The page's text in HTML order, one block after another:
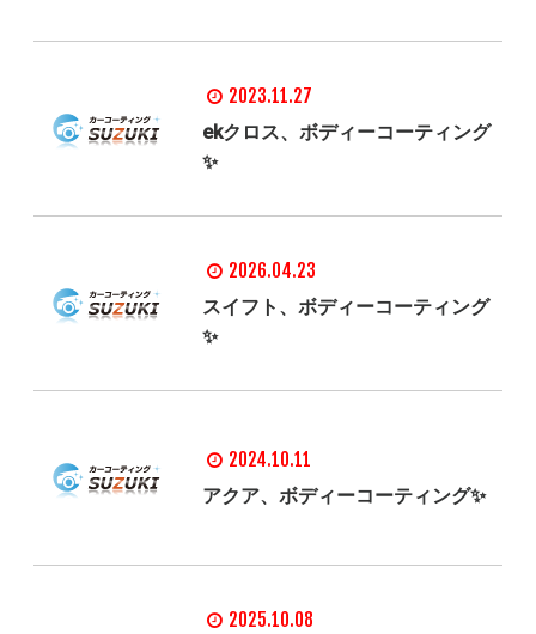
2023.11.27
ekクロス、ボディーコーティング
✨
2026.04.23
スイフト、ボディーコーティング
✨
2024.10.11
アクア、ボディーコーティング✨
2025.10.08